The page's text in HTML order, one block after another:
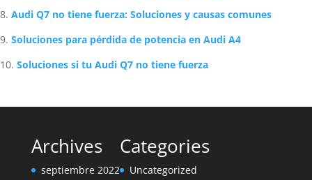
Audi Q7 no tiene fuerza: Soluciones y causas comunes
Soluciones para pérdida de potencia en Audi A4
Soluciones si tu Audi Q7 no tiene fuerza
Archives
septiembre 2022
Categories
Uncategorized